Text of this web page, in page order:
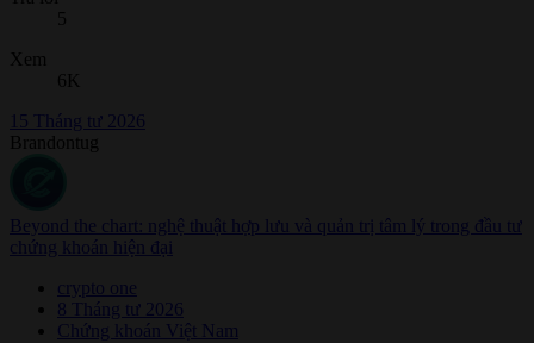
5
Xem
6K
15 Tháng tư 2026
Brandontug
Beyond the chart: nghệ thuật hợp lưu và quản trị tâm lý trong đầu tư
chứng khoán hiện đại
crypto one
8 Tháng tư 2026
Chứng khoán Việt Nam